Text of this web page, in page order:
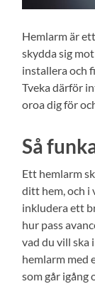
Hemlarm är
skydda sig
installera och
Tveka därför
oroa dig för
Så
Ett hemlarm
ditt hem, och i
inkludera ett
hur pass
vad du vill ska
hemlarm med
som går igång